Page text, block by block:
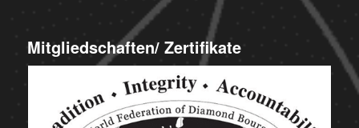
Mitgliedschaften/ Zertifikate